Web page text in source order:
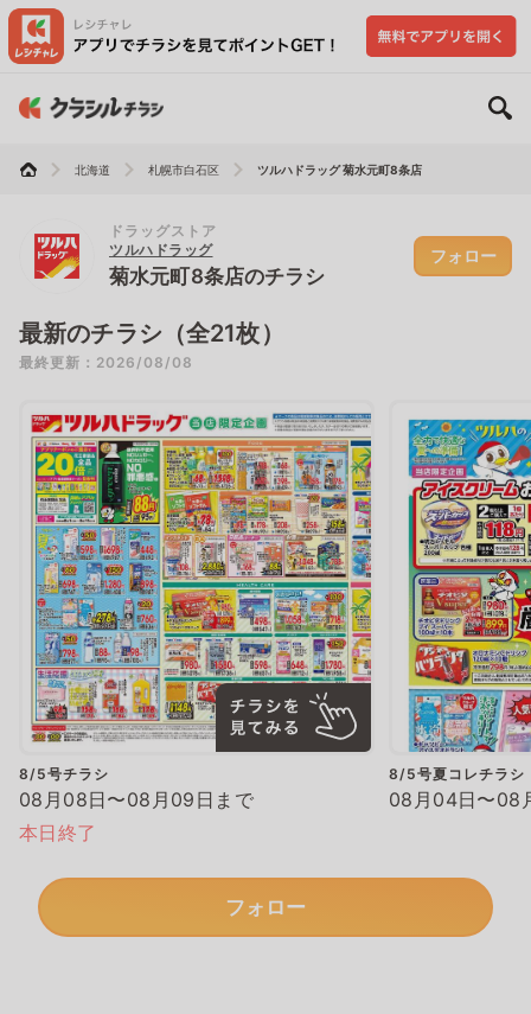
北海道 札幌市白石区 ツルハドラッグ 菊水元町8条店
ドラッグストア
ツルハドラッグ
菊水元町8条店のチラシ
フォロー
最新のチラシ（全21枚）
最終更新：2026/08/08
8/5号チラシ
08月08日〜08月09日まで
本日終了
8/5号夏コレチラシ
08月04日〜08
フォロー